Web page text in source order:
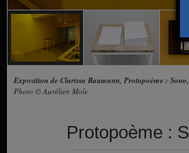
Exposition de Clarissa Baumann, Protopoème :
Photo © Aurélien Mole
Protopoème :